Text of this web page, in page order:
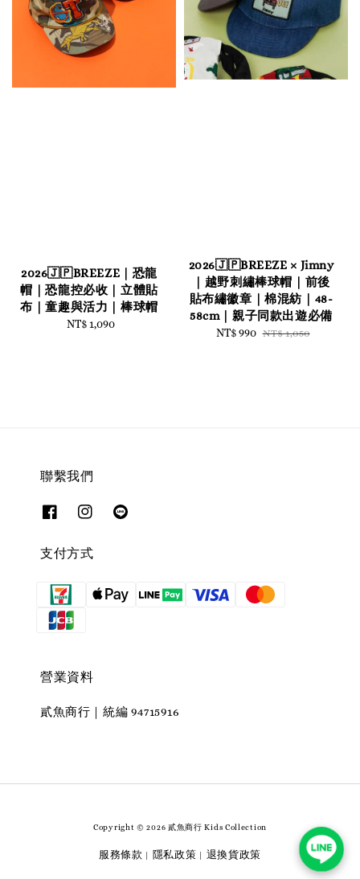
2026🇯🇵BREEZE｜恐龍
帽｜恐龍控必收｜立體貼
布｜童趣與活力｜棒球帽
Regular
NT$ 1,090
2026🇯🇵BREEZE × Jimny
｜越野刺繡棒球帽｜前後
貼布繡徽章｜棉混紡｜48-
58cm｜親子同款出遊必備
Sale
NT$ 990 Regular
NT$ 1,050
聯繫我們
支付方式
營業資料
貳魚商行｜統編 94715916
Copyright © 2026 貳魚商行 Kids Collection
服務條款 隱私政策 退換貨政策